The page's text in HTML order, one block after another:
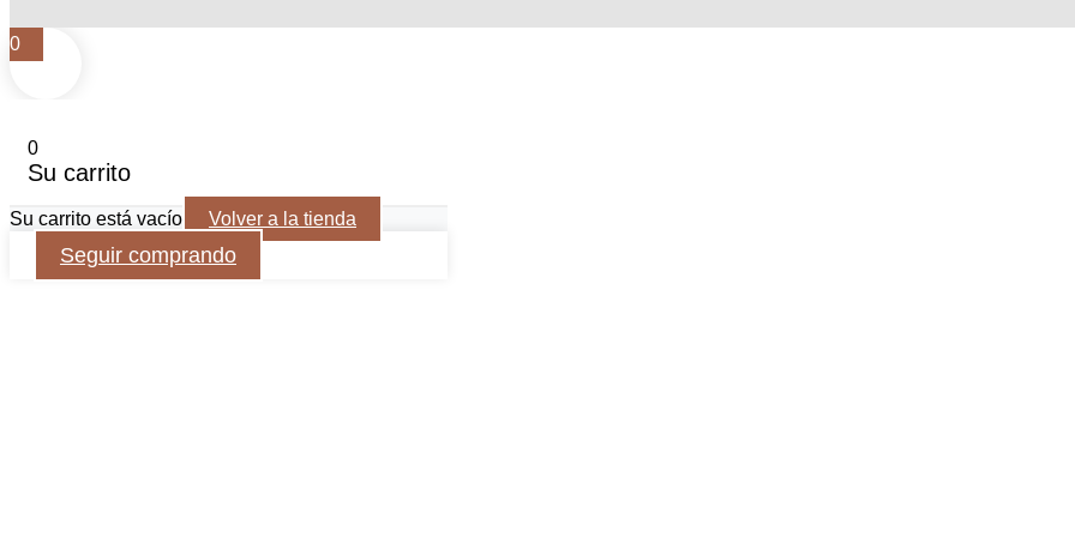
0
0
Su carrito
Su carrito está vacío Volver a la tienda
Seguir comprando